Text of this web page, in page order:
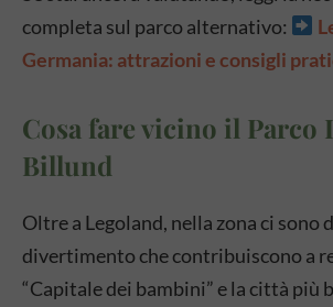
completa sul parco alternativo:
Germania: attrazioni e consigli
Cosa fare vicino il Parco
Billund
Oltre a Legoland, nella zona ci sono
divertimento che contribuiscono a
“Capitale dei bambini” e la città più